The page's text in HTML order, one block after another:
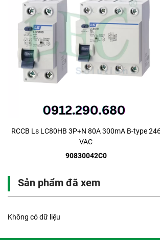
RCCB Ls LC80HB 3P+N 80A 300mA B-type
VAC
90830042C0
Sản phẩm đã xem
Không có dữ liệu